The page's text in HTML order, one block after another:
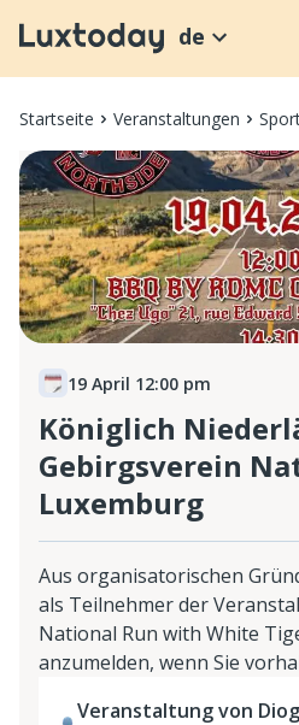
de
Startseite Veranstaltungen
19 April 12:00 pm
Königlich
Gebirgsverein
Luxemburg
Aus organisatorischen
als Teilnehmer der
National Run with White
anzumelden, wenn Sie
Veranstaltung von